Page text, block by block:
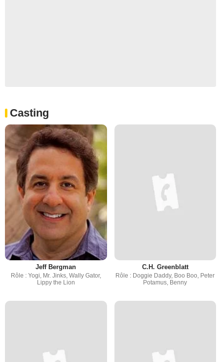
Casting
Jeff Bergman
Rôle : Yogi, Mr. Jinks, Wally Gator,
Lippy the Lion
C.H. Greenblatt
Rôle : Doggie Daddy, Boo Boo, Peter
Potamus, Benny